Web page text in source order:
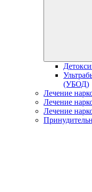
(УБОД)
Лечение
Лечение
Лечение